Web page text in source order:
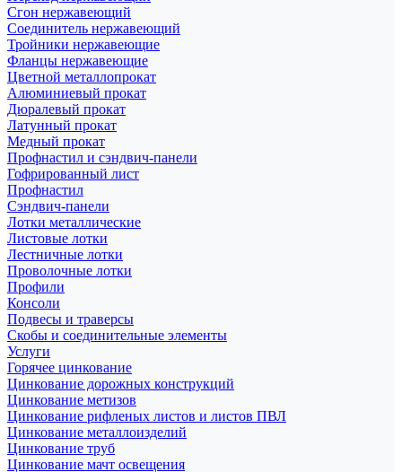
Сгон нержавеющий
Соединитель нержавеющий
Тройники нержавеющие
Фланцы нержавеющие
Цветной металлопрокат
Алюминиевый прокат
Дюралевый прокат
Латунный прокат
Медный прокат
Профнастил и сэндвич-панели
Гофрированный лист
Профнастил
Сэндвич-панели
Лотки металлические
Листовые лотки
Лестничные лотки
Проволочные лотки
Профили
Консоли
Подвесы и траверсы
Скобы и соединительные элементы
Услуги
Горячее цинкование
Цинкование дорожных конструкций
Цинкование метизов
Цинкование рифленых листов и листов ПВЛ
Цинкование металлоизделий
Цинкование труб
Цинкование мачт освещения